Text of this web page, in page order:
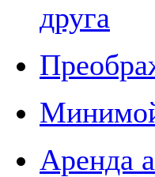
друга
Аренда